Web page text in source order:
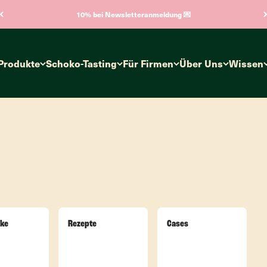
10% bei Newsletteranmeldung 💌
Schoko-Tasting Für Firmen Über Uns Wissen
Rezepte Cases